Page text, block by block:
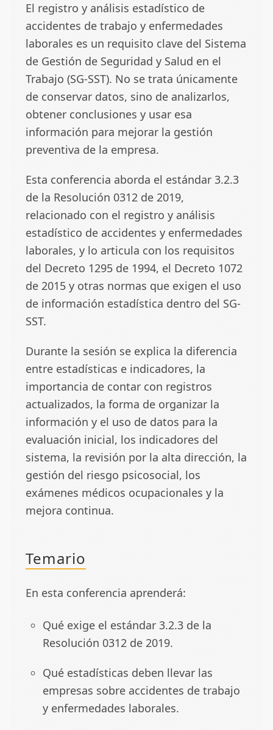
El registro y análisis estadístico de
accidentes de trabajo y enfermedades
laborales es un requisito clave del Sistema
de Gestión de Seguridad y Salud en el
Trabajo (SG-SST). No se trata únicamente
de conservar datos, sino de analizarlos,
obtener conclusiones y usar esa
información para mejorar la gestión
preventiva de la empresa.
Esta conferencia aborda el estándar 3.2.3
de la Resolución 0312 de 2019,
relacionado con el registro y análisis
estadístico de accidentes y enfermedades
laborales, y lo articula con los requisitos
del Decreto 1295 de 1994, el Decreto 1072
de 2015 y otras normas que exigen el uso
de información estadística dentro del SG-
SST.
Durante la sesión se explica la diferencia
entre estadísticas e indicadores, la
importancia de contar con registros
actualizados, la forma de organizar la
información y el uso de datos para la
evaluación inicial, los indicadores del
sistema, la revisión por la alta dirección, la
gestión del riesgo psicosocial, los
exámenes médicos ocupacionales y la
mejora continua.
Temario
En esta conferencia aprenderá:
Qué exige el estándar 3.2.3 de la
Resolución 0312 de 2019.
Qué estadísticas deben llevar las
empresas sobre accidentes de trabajo
y enfermedades laborales.